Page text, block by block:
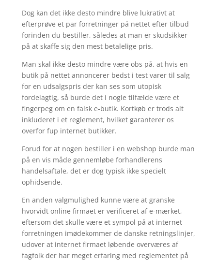
Dog kan det ikke desto mindre blive lukrativt at
efterprøve et par forretninger på nettet efter tilbud
forinden du bestiller, således at man er skudsikker
på at skaffe sig den mest betalelige pris.
Man skal ikke desto mindre være obs på, at hvis en
butik på nettet annoncerer bedst i test varer til salg
for en udsalgspris der kan ses som utopisk
fordelagtig, så burde det i nogle tilfælde være et
fingerpeg om en falsk e-butik. Kortkøb er trods alt
inkluderet i et reglement, hvilket garanterer os
overfor fup internet butikker.
Forud for at nogen bestiller i en webshop burde man
på en vis måde gennemløbe forhandlerens
handelsaftale, det er dog typisk ikke specielt
ophidsende.
En anden valgmulighed kunne være at granske
hvorvidt online firmaet er verificeret af e-mærket,
eftersom det skulle være et sympol på at internet
forretningen imødekommer de danske retningslinjer,
udover at internet firmaet løbende overværes af
fagfolk der har meget erfaring med reglementet på